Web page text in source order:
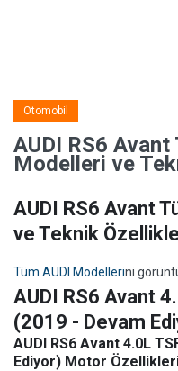
Otomobil
AUDI RS6 Avant
Modelleri ve
AUDI RS6 Avant
ve Teknik
Tüm AUDI Modellerini
AUDI RS6 Avant
(2019 - Devam
AUDI RS6 Avant 4.0L
Ediyor) Motor